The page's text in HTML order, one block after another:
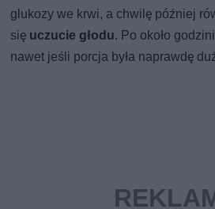
glukozy we krwi, a chwilę później
się uczucie głodu. Po około
nawet jeśli porcja była naprawdę